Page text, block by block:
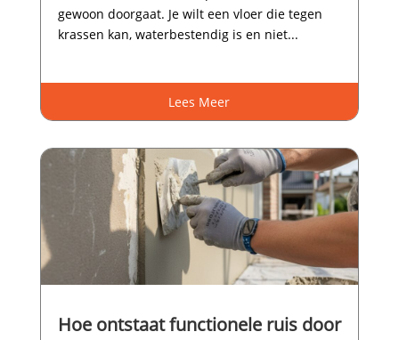
gewoon doorgaat.​ Je wilt een vloer die tegen
krassen kan, waterbestendig is en niet...
Lees Meer
Hoe ontstaat functionele ruis door